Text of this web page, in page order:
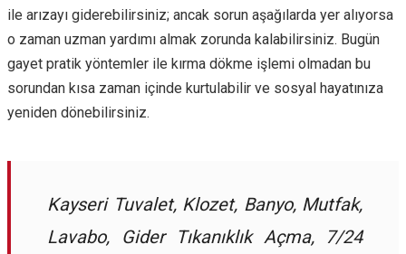
ile arızayı giderebilirsiniz; ancak sorun aşağılarda yer alıyorsa
o zaman uzman yardımı almak zorunda kalabilirsiniz. Bugün
gayet pratik yöntemler ile kırma dökme işlemi olmadan bu
sorundan kısa zaman içinde kurtulabilir ve sosyal hayatınıza
yeniden dönebilirsiniz.
Kayseri Tuvalet, Klozet, Banyo, Mutfak,
Lavabo, Gider Tıkanıklık Açma, 7/24